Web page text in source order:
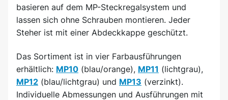
basieren auf dem MP-Steckregalsystem und
lassen sich ohne Schrauben montieren. Jeder
Steher ist mit einer Abdeckkappe geschützt.
Das Sortiment ist in vier Farbausführungen
erhältlich: MP10 (blau/orange), MP11 (lichtgrau),
MP12 (blau/lichtgrau) und MP13 (verzinkt).
Individuelle Abmessungen und Ausführungen mit